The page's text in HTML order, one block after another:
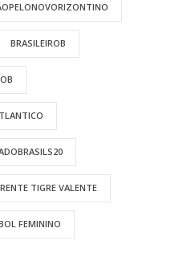
BRASILEIROB
TIGRE VALENTE
FEMININO